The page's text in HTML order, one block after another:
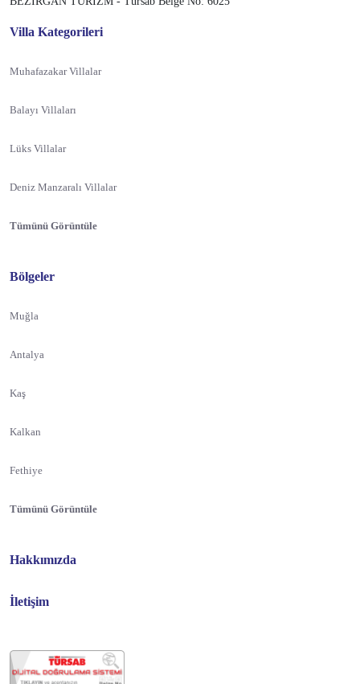
Villa Kategorileri
Muhafazakar Villalar
Balayı Villaları
Lüks Villalar
Deniz Manzaralı Villalar
Tümünü Görüntüle
Bölgeler
Muğla
Antalya
Kaş
Kalkan
Fethiye
Tümünü Görüntüle
Hakkımızda
İletişim